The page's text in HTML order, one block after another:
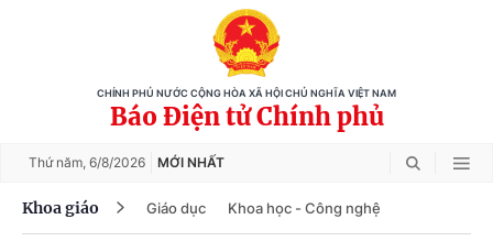
CHÍNH PHỦ NƯỚC CỘNG HÒA XÃ HỘI CHỦ NGHĨA VIỆT NAM
Báo Điện tử Chính phủ
Thứ năm, 6/8/2026 MỚI NHẤT
Khoa giáo Giáo dục Khoa học - Công nghệ